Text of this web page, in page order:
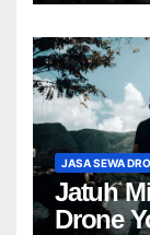
JASA SEWA
Jatuh
Drone